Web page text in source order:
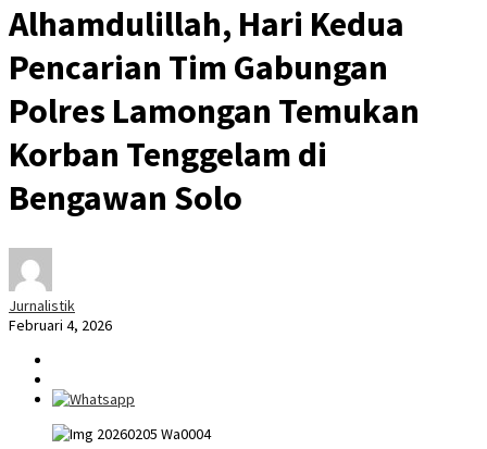
Alhamdulillah, Hari Kedua
Pencarian Tim Gabungan
Polres Lamongan Temukan
Korban Tenggelam di
Bengawan Solo
Jurnalistik
Februari 4, 2026